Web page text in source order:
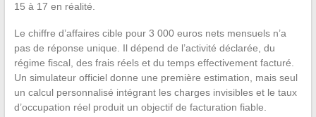
15 à 17 en réalité.
Le chiffre d’affaires cible pour 3 000 euros nets mensuels n’a
pas de réponse unique. Il dépend de l’activité déclarée, du
régime fiscal, des frais réels et du temps effectivement facturé.
Un simulateur officiel donne une première estimation, mais seul
un calcul personnalisé intégrant les charges invisibles et le taux
d’occupation réel produit un objectif de facturation fiable.